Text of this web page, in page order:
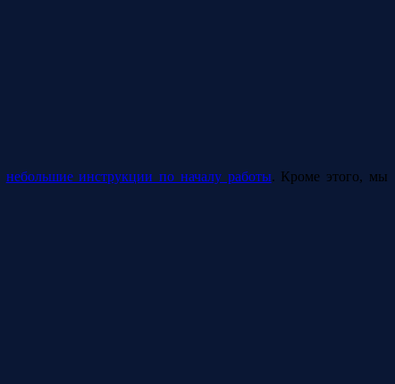
небольшие инструкции по началу работы. Кроме этого, мы